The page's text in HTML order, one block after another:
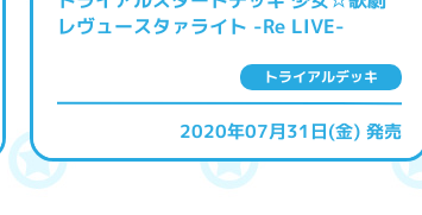
レヴュースタァライト -Re LIVE-
トライアルデッキ
2020年07月31日(金) 発売